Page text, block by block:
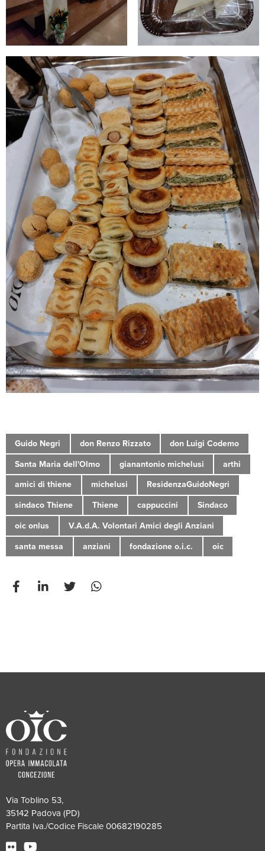
Guido Negri don Renzo Rizzato don Luigi Codemo
Santa Maria dell'Olmo gianantonio michelusi arthi
amici di thiene michelusi ResidenzaGuidoNegri
sindaco Thiene Thiene cappuccini Sindaco
oic onlus V.A.d.A. Volontari Amici degli Anziani
santa messa anziani fondazione o.i.c. oic
Via Toblino 53,
35142 Padova (PD)
Partita Iva./Codice Fiscale 00682190285